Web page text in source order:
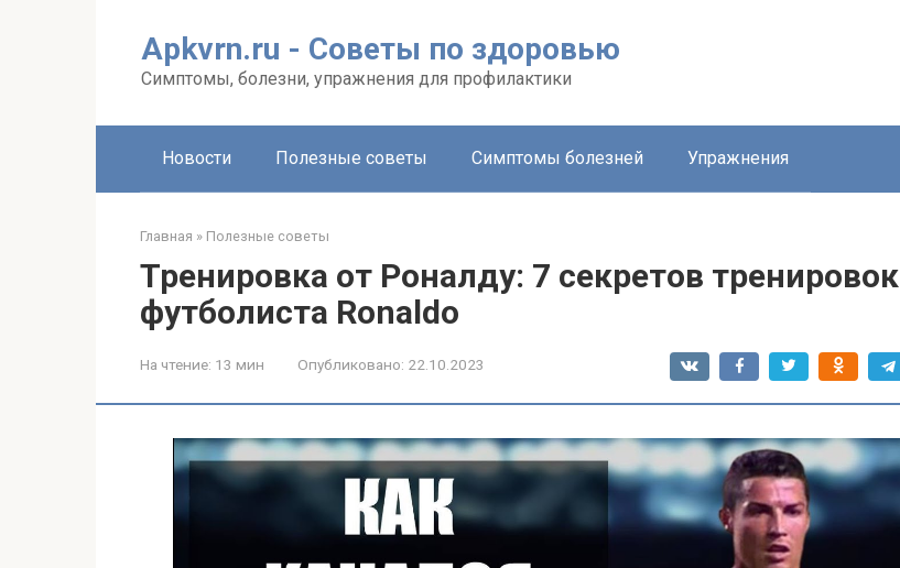
Apkvrn.ru - Советы по здоровью
Симптомы, болезни, упражнения для профилактики
Новости Полезные советы Симптомы болезней Упражнения
Главная » Полезные советы
Тренировка от Роналду: 7 секретов тренировок
футболиста Ronaldo
На чтение: 13 мин Опубликовано: 22.10.2023